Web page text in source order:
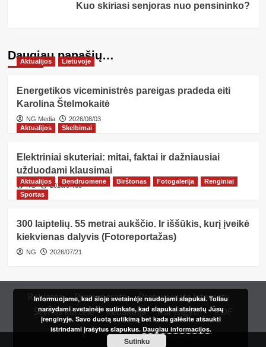
Kuo skiriasi senjoras nuo pensininko?
Daugiau panašių…
Aktualijos Lietuvoje
Energetikos viceministrės pareigas pradeda eiti
Karolina Štelmokaitė
NG Media
2026/08/03
Aktualijos
Skelbimai
Elektriniai skuteriai: mitai, faktai ir dažniausiai
užduodami klausimai
NG 2026/07/30
Aktualijos Bendruomenė Birštonas Fotogalerija
Renginiai
Sportas
300 laiptelių. 55 metrai aukščio. Ir iššūkis, kurį įveikė
kiekvienas dalyvis (Fotoreportažas)
NG 2026/07/21
Reklama Prenumerata
Prenumerata internetu
Šeimos kortelė
Redakcija Kur įsigyti? PDF
Informuojame, kad šioje svetainėje naudojami slapukai. Toliau
naršydami svetainėje sutinkate, kad slapukai atsirastų Jūsų
įrenginyje. Savo duotą sutikimą bet kada galėsite atšaukti
ištrindami įrašytus slapukus. Daugiau informacijos.
Sutinku